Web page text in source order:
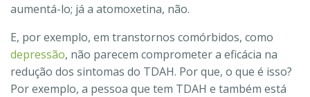
aumentá-lo; já a atomoxetina, não.
E, por exemplo, em transtornos comórbidos, como
depressão, não parecem comprometer a eficácia na
redução dos sintomas do TDAH. Por que, o que é isso?
Por exemplo, a pessoa que tem TDAH e também está